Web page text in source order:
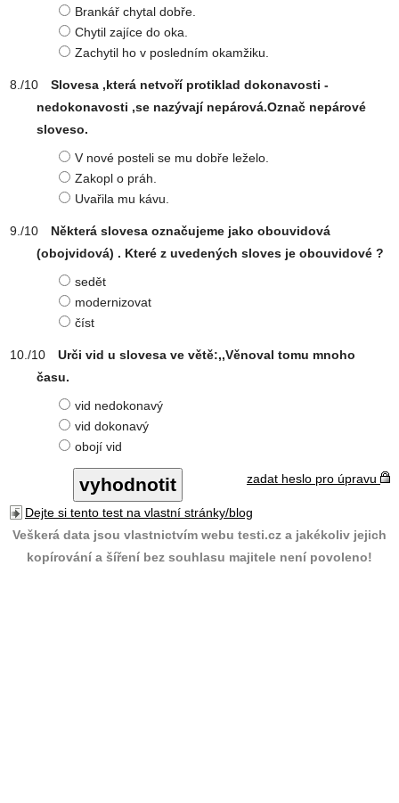
Brankář chytal dobře.
Chytil zajíce do oka.
Zachytil ho v posledním okamžiku.
Slovesa ,která netvoří protiklad dokonavosti -
nedokonavosti ,se nazývají nepárová.Označ nepárové
sloveso.
V nové posteli se mu dobře leželo.
Zakopl o práh.
Uvařila mu kávu.
Některá slovesa označujeme jako obouvidová
(obojvidová) . Které z uvedených sloves je obouvidové ?
sedět
modernizovat
číst
Urči vid u slovesa ve větě:,,Věnoval tomu mnoho
času.
vid nedokonavý
vid dokonavý
obojí vid
zadat heslo pro úpravu
Dejte si tento test na vlastní stránky/blog
Veškerá data jsou vlastnictvím webu testi.cz a jakékoliv jejich
kopírování a šíření bez souhlasu majitele není povoleno!